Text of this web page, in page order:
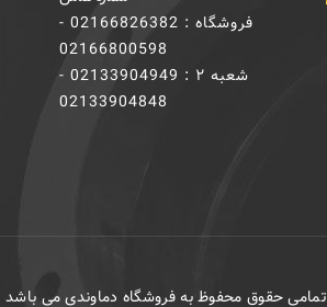
فروشگاه : 02166826382 -
02166800598
شعبه ۲ : 02133904949 -
02133904848
تمامی حقوق محفوظ به فروشگاه دماوندی می